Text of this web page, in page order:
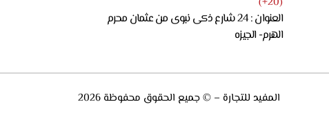
العنوان : 24 شارع ذكى نبوى من عثمان محرم
الهرم- الجيزه
المفيد للتجارة – © جميع الحقوق محفوظة 2026